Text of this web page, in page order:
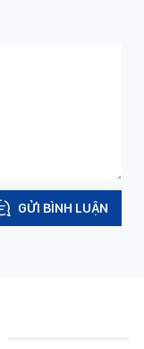
GỬI BÌNH LUẬN